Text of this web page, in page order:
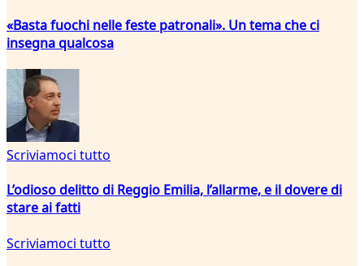
«Basta fuochi nelle feste patronali». Un tema che ci
insegna qualcosa
Scriviamoci tutto
L’odioso delitto di Reggio Emilia, l’allarme, e il dovere di
stare ai fatti
Scriviamoci tutto